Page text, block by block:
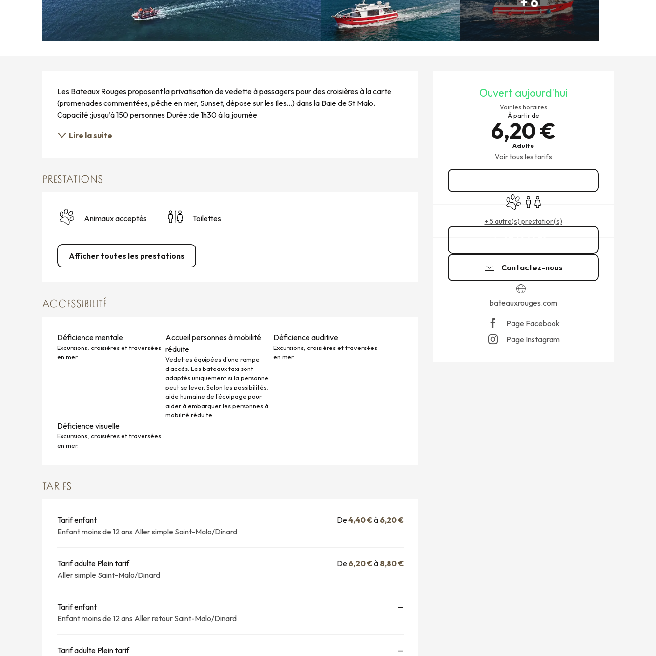
Ouvert aujourd'hui
Voir les horaires
À partir de
6,20 €
Adulte
Voir tous les tarifs
Animaux acceptés
Toilettes
+ 5 autre(s) prestation(s)
Contactez-nous
bateauxrouges.com
Page Facebook
Page Instagram
Les Bateaux Rouges proposent la privatisation de vedette à passagers pour des croisières à la carte
(promenades commentées, pêche en mer, Sunset, dépose sur les Iles...) dans la Baie de St Malo.
Capacité :jusqu’à 150 personnes Durée :de 1h30 à la journée
Lire la suite
PRESTATIONS
Animaux acceptés Toilettes
Afficher toutes les prestations
ACCESSIBILITÉ
Déficience mentale
Excursions, croisières et traversées
en mer.
Accueil personnes à mobilité
réduite
Vedettes équipées d'une rampe
d'accès. Les bateaux taxi sont
adaptés uniquement si la personne
peut se lever. Selon les possibilités,
aide humaine de l'équipage pour
aider à embarquer les personnes à
mobilité réduite.
Déficience auditive
Excursions, croisières et traversées
en mer.
Déficience visuelle
Excursions, croisières et traversées
en mer.
TARIFS
Tarif enfant
Enfant moins de 12 ans Aller simple Saint-Malo/Dinard
De4,40 €à 6,20 €
Tarif adulte Plein tarif
Aller simple Saint-Malo/Dinard
De 6,20 €à 8,80 €
Tarif enfant
Enfant moins de 12 ans Aller retour Saint-Malo/Dinard
—
Tarif adulte Plein tarif
—